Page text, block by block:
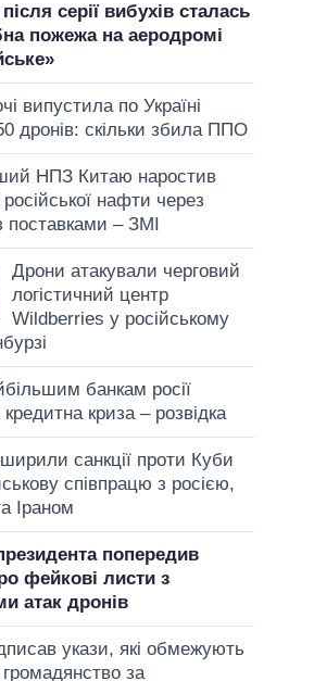
серії вибухів сталась
пожежа на аеродромі
випустила по Україні
дронів: скільки збила ППО
НПЗ Китаю наростив
російської нафти через
поставками – ЗМІ
Дрони атакували черговий
логістичний центр
Wildberries у російському
банкам росії
криза – розвідка
санкції проти Куби
співпрацю з росією,
Іраном
попередив
фейкові листи з
атак дронів
укази, які обмежують
за